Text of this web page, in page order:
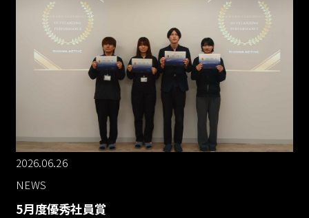
2026.06.26
NEWS
5月度優秀社員賞